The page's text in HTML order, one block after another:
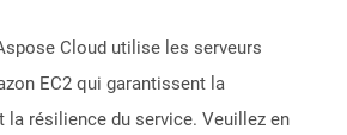
Cloud utilise les serveurs
EC2 qui garantissent la
la résilience du service. Veuillez en